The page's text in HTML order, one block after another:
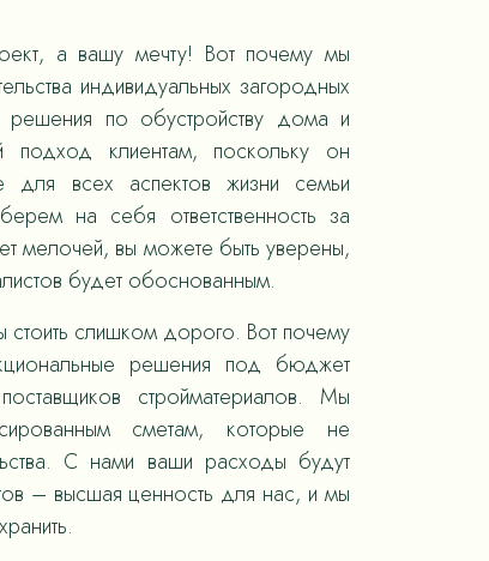
а вашу мечту! Вот почему мы
индивидуальных загородных
по обустройству дома и
клиентам, поскольку он
для всех аспектов жизни семьи
на себя ответственность за
мелочей, вы можете быть уверены,
будет обоснованным.
слишком дорого. Вот почему
решения под бюджет
стройматериалов. Мы
сметам, которые не
С нами ваши расходы будут
– высшая ценность для нас, и мы